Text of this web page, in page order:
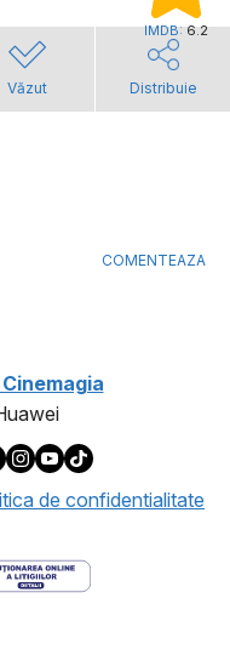
IMDB:6.2
Văzut Distribuie
COMENTEAZA
de confidentialitate